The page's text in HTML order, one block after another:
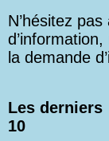
N’hésitez
la demande
Les
10